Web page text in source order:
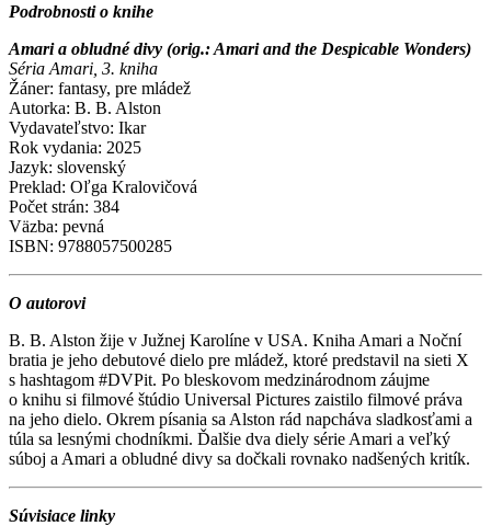
Podrobnosti o knihe
Amari a obludné divy (orig.: Amari and the Despicable Wonders)
Séria Amari, 3. kniha
Žáner: fantasy, pre mládež
Autorka: B. B. Alston
Vydavateľstvo: Ikar
Rok vydania: 2025
Jazyk: slovenský
Preklad: Oľga Kralovičová
Počet strán: 384
Väzba: pevná
ISBN: 9788057500285
O autorovi
B. B. Alston žije v Južnej Karolíne v USA. Kniha Amari a Noční
bratia je jeho debutové dielo pre mládež, ktoré predstavil na sieti X
s hashtagom #DVPit. Po bleskovom medzinárodnom záujme
o knihu si filmové štúdio Universal Pictures zaistilo filmové práva
na jeho dielo. Okrem písania sa Alston rád napcháva sladkosťami a
túla sa lesnými chodníkmi. Ďalšie dva diely série Amari a veľký
súboj a Amari a obludné divy sa dočkali rovnako nadšených kritík.
Súvisiace linky